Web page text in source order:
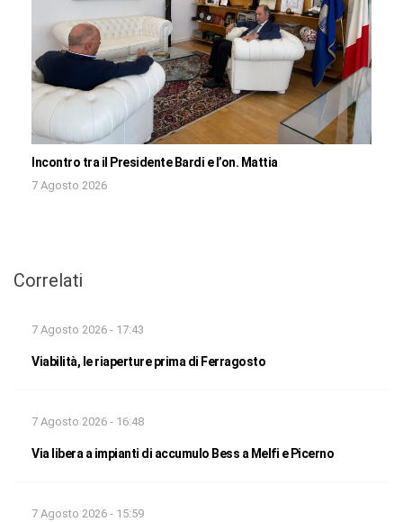
Incontro tra il Presidente Bardi e l’on. Mattia
7 Agosto 2026
Correlati
7 Agosto 2026 - 17:43
Viabilità, le riaperture prima di Ferragosto
7 Agosto 2026 - 16:48
Via libera a impianti di accumulo Bess a Melfi e Picerno
7 Agosto 2026 - 15:59